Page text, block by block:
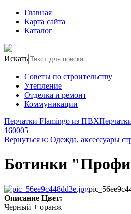
Главная
Карта сайта
Каталог
Искать
Советы по строительству
Утепление
Отделка и ремонт
Коммуникации
Перчатки Flamingo из ПВХ
160005
Вернуться к: Одежда, аксессуары
Ботинки
Описание Цвет:
Черный + оранж